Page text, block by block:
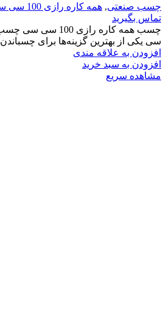
چسب صنعتی, همه کاره رازی 100 سی سی
تماس بگیرید
سی یکی از بهترین گزینه‌ها برای چسباندن
افزودن به علاقه مندی
افزودن به سبد خرید
مشاهده سریع